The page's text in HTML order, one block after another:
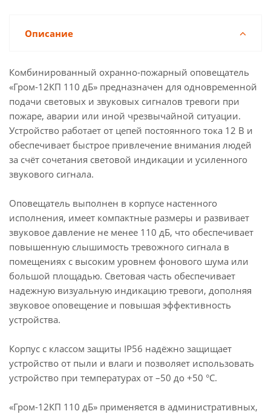
Описание
Комбинированный охранно-пожарный оповещатель
«Гром-12КП 110 дБ» предназначен для одновременной
подачи световых и звуковых сигналов тревоги при
пожаре, аварии или иной чрезвычайной ситуации.
Устройство работает от цепей постоянного тока 12 В и
обеспечивает быстрое привлечение внимания людей
за счёт сочетания световой индикации и усиленного
звукового сигнала.
Оповещатель выполнен в корпусе настенного
исполнения, имеет компактные размеры и развивает
звуковое давление не менее 110 дБ, что обеспечивает
повышенную слышимость тревожного сигнала в
помещениях с высоким уровнем фонового шума или
большой площадью. Световая часть обеспечивает
надежную визуальную индикацию тревоги, дополняя
звуковое оповещение и повышая эффективность
устройства.
Корпус с классом защиты IP56 надёжно защищает
устройство от пыли и влаги и позволяет использовать
устройство при температурах от –50 до +50 °C.
«Гром-12КП 110 дБ» применяется в административных,